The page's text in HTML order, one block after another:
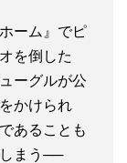
ーム』でピ
を倒した
ーグルが公
かけられ
あることも
まう──